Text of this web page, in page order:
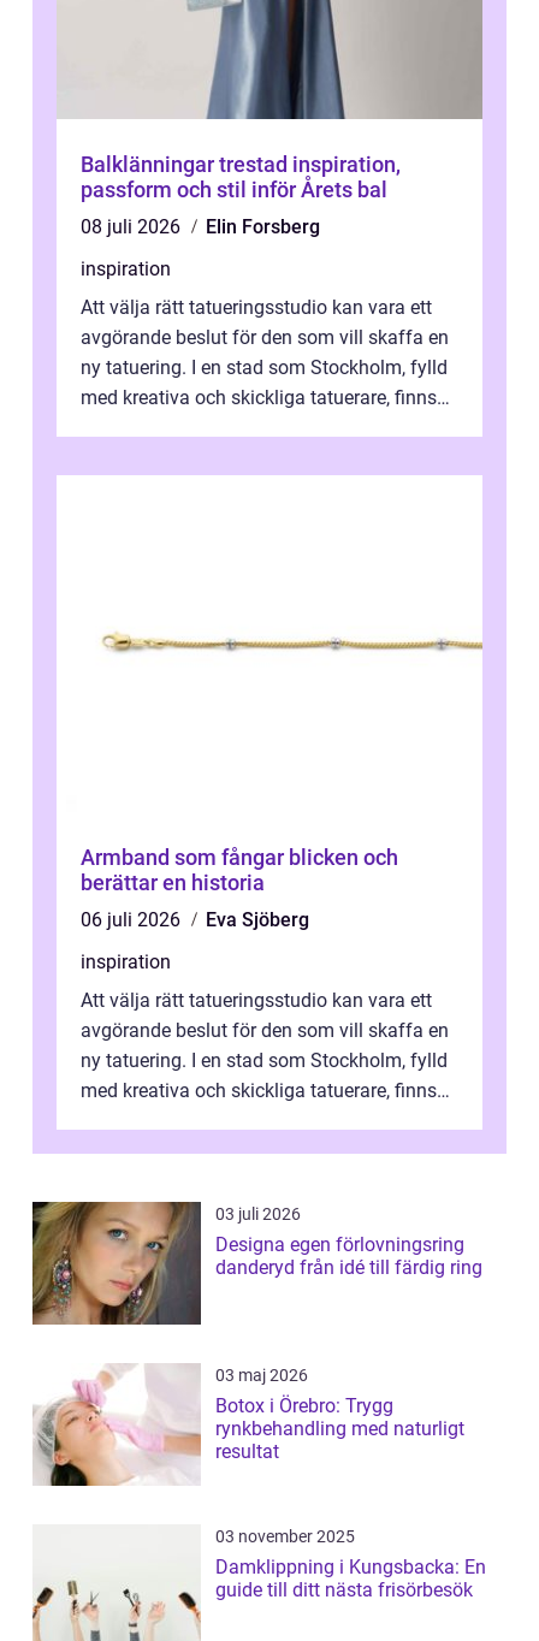
Balklänningar trestad inspiration,
passform och stil inför Årets bal
08 juli 2026
Elin Forsberg
inspiration
Att välja rätt tatueringsstudio kan vara ett
avgörande beslut för den som vill skaffa en
ny tatuering. I en stad som Stockholm, fylld
med kreativa och skickliga tatuerare, finns
Armband som fångar blicken och
berättar en historia
06 juli 2026
Eva Sjöberg
inspiration
Att välja rätt tatueringsstudio kan vara ett
avgörande beslut för den som vill skaffa en
ny tatuering. I en stad som Stockholm, fylld
med kreativa och skickliga tatuerare, finns
03 juli 2026
Designa egen förlovningsring
danderyd från idé till färdig ring
03 maj 2026
Botox i Örebro: Trygg
rynkbehandling med naturligt
resultat
03 november 2025
Damklippning i Kungsbacka: En
guide till ditt nästa frisörbesök